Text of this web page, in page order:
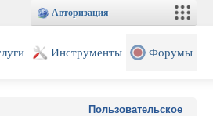
Авторизация
Инструменты Форумы
Пользовательское